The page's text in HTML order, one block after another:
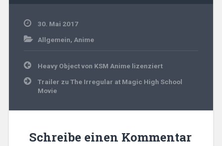
30. Mai 2017
Allgemein, Anime
Beitragsnavigation
Heavy Object von KSM Anime lizenziert
Trailer zu The Irregular at Magic High School
Movie
Schreibe einen Kommentar